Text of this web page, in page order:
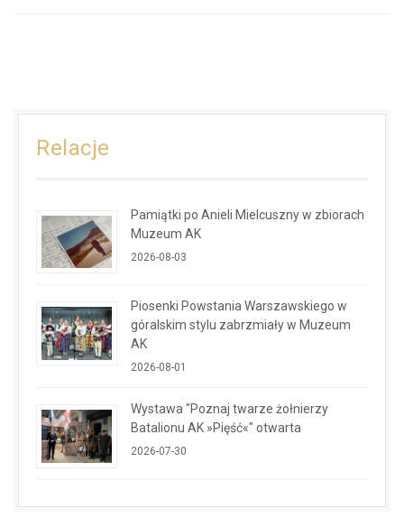
Relacje
Pamiątki po Anieli Mielcuszny w zbiorach
Muzeum AK
2026-08-03
Piosenki Powstania Warszawskiego w
góralskim stylu zabrzmiały w Muzeum
AK
2026-08-01
Wystawa "Poznaj twarze żołnierzy
Batalionu AK »Pięść«" otwarta
2026-07-30